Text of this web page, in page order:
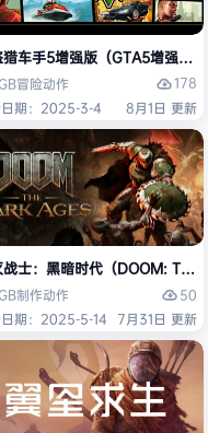
中文版
猎车手5增强版（GTA5增强版
冒险动作
178
日期：2025-3-4
8月1日 更新
版
战士：黑暗时代（DOOM: The
制作动作
50
期：2025-5-14 7月31日 更新